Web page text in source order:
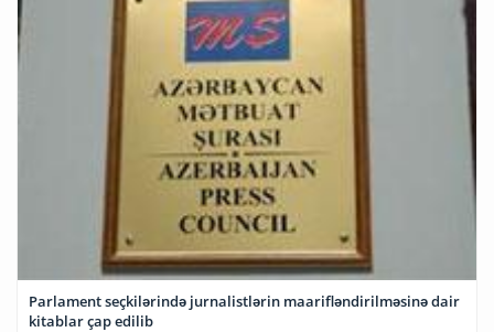
Parlament seçkilərində jurnalistlərin maarifləndirilməsinə dair
kitablar çap edilib